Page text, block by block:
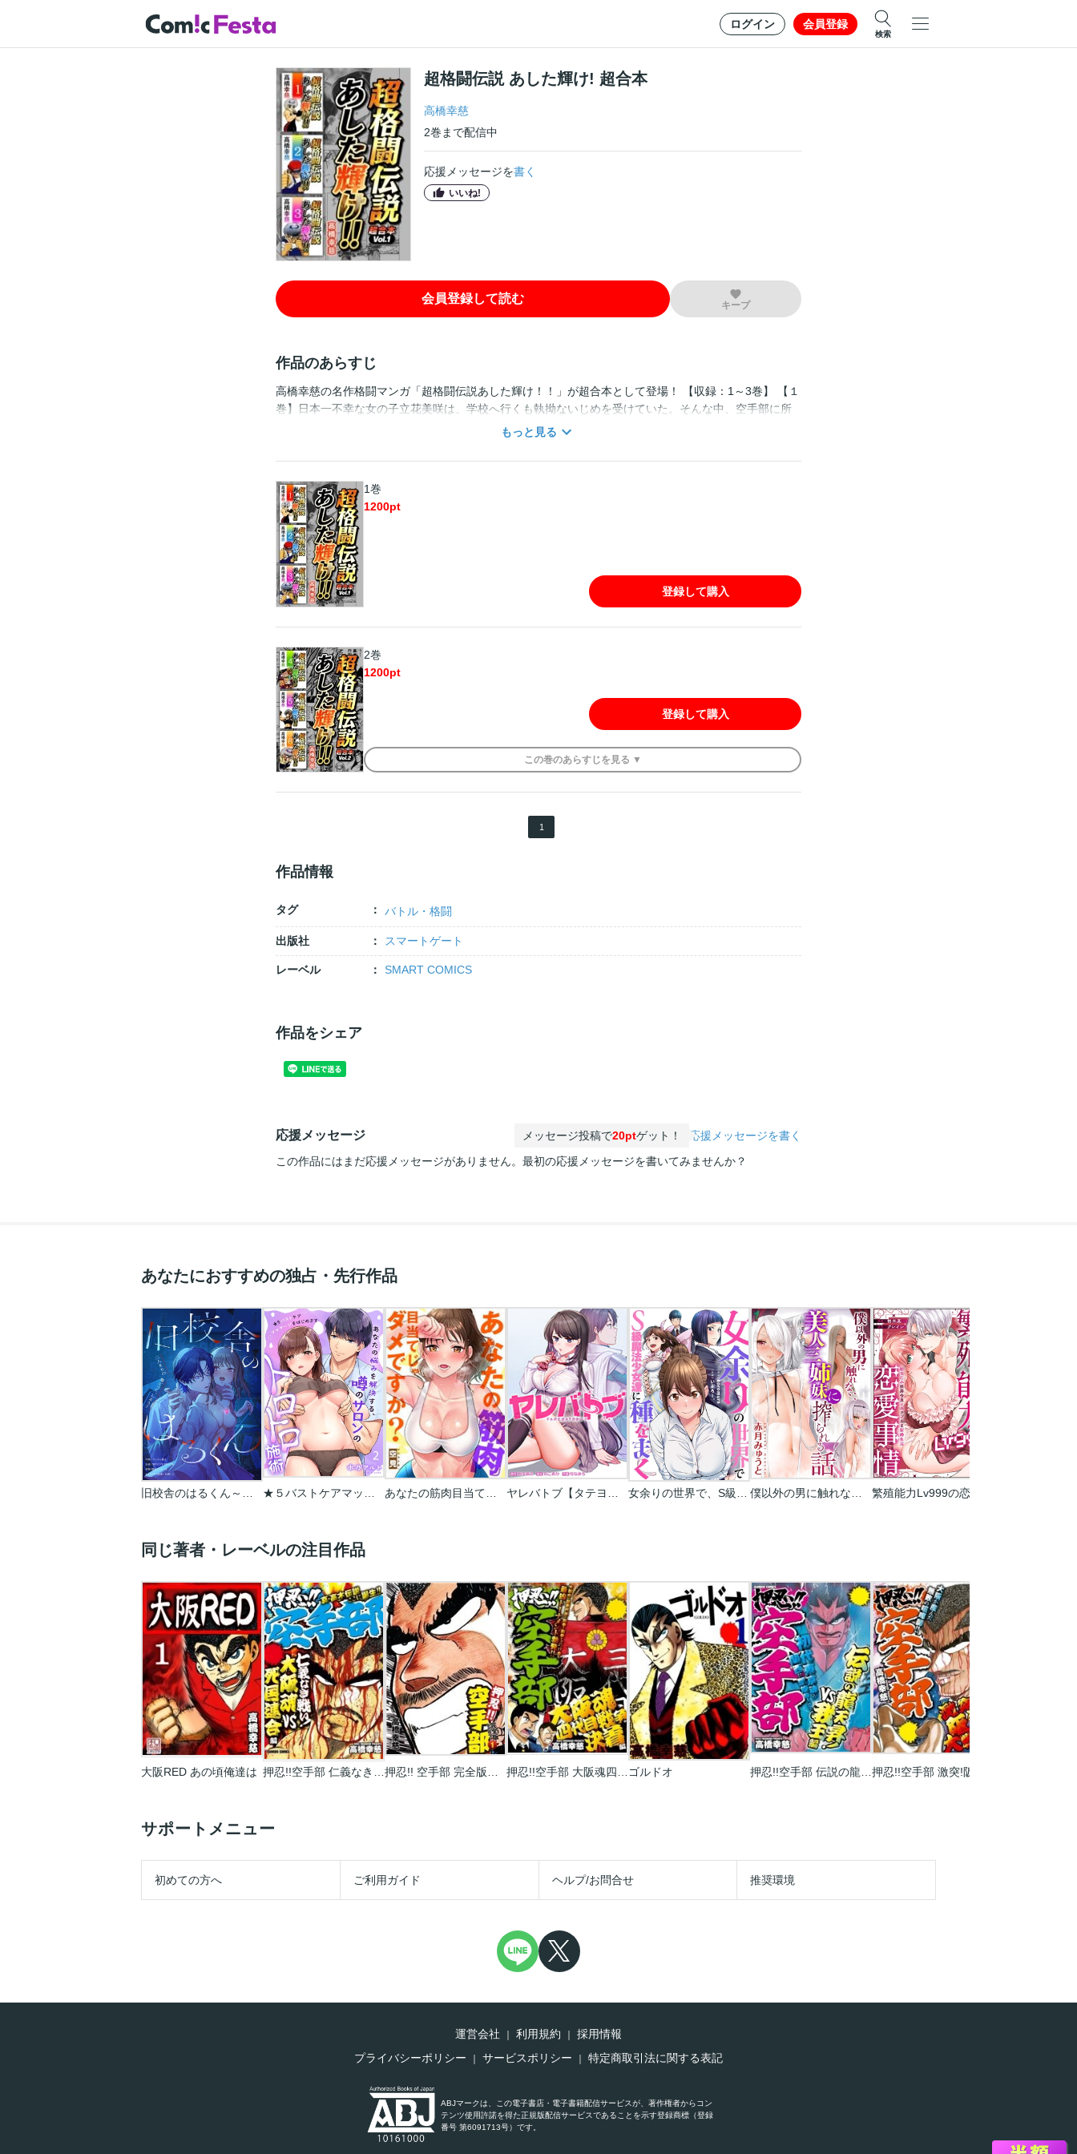
ログイン 会員登録
検索
超格闘伝説 あした輝け! 超合本
高橋幸慈
2巻 まで配信中
応援メッセージを書く
いいね!
会員登録して読む キープ
作品のあらすじ
高橋幸慈の名作格闘マンガ「超格闘伝説あした輝け！！」が超合本として登場！ 【収録：1～3巻】 【１
巻】日本一不幸な女の子立花美咲は、学校へ行くも執拗ないじめを受けていた。そんな中、空手部に所
属しているツッパリの鬼道真紀が救ってくれるものの、事態は更に深刻に・・・。 【２巻】特訓を受
咲。しかし、美咲の噂を聞きつけた特攻レディース「女豹」の柳麗香から宣戦布告されてしまう。鬼道
真紀は、美咲を守るために話をつけに行くのだが・・・。 【３巻】プロの女格闘家を目指し、山にこも
って特訓をする立花美咲。それから２年、美咲から宣戦布告された柳麗香は、立花牧場で美咲と再び闘
うことに。しかし、牧場に火をつけられてしまった美咲は、火が気になって集中できず…!?
もっと見る
1巻
1200pt
登録して購入
2巻
1200pt
登録して購入
この巻のあらすじを 見る ▼
1
作品情報
タグ バトル・格闘
出版社 スマートゲート
レーベル SMART COMICS
作品をシェア
応援メッセージ メッセージ投稿で20ptゲット！
応援メッセージを書く
この作品にはまだ応援メッセージがありません。最初の応援メッセージを書いてみませんか？
あなたにおすすめの独占・先行作品
同じ著者・レーベルの注目作品
大阪RED あの頃俺達は 押忍!!空手部 仁義なき戦い!大阪魂VS死国連合編 押忍!! 空手部 完全版じゃコラ! 押忍!!空手部 大阪魂四代目戦争決着編ゴルドオ 押忍!!空手部 伝説の龍天昇!VS我王編
サポートメニュー
初めての方へ ご利用ガイド ヘルプ/お問合せ 推奨環境
運営会社 利用規約
採用情報
プライバシーポリシー
サービスポリシー 特定商取引法に関する表記
ABJマークは、この電子書店・電子書籍配信サービスが、著作権者からコン
テンツ使用許諾を得た正規版配信サービスであることを示す登録商標（登録
番号 第6091713号）です。